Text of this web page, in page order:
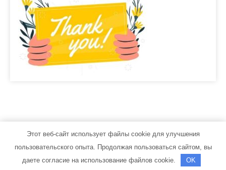
Этот веб-сайт использует файлы cookie для улучшения
пользовательского опыта. Продолжая пользоваться сайтом, вы
даете согласие на использование файлов cookie.
OK